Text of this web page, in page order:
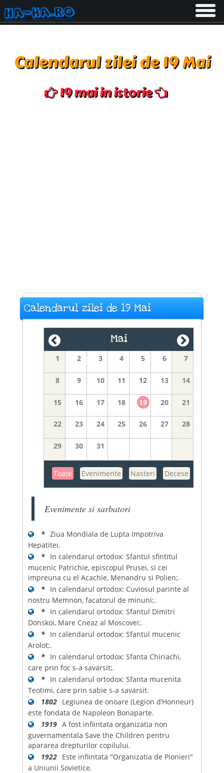
Toggle
Calendarul zilei de 19 Mai
19 mai in istorie
Calendarul zilei de 19 Mai
Mai
1 2 3 4 5 6 7
8 9 10 11 12 13 14
15 16 17 18 19 20 21
22 23 24 25 26 27 28
29 30 31
Toate Evenimente Nasteri Decese
Evenimente si sarbatori
* Ziua Mondiala de Lupta Impotriva
Hepatitei.
* In calendarul ortodox: Sfantul sfintitul
mucenic Patrichie, episcopul Prusei, si cei
impreuna cu el Acachie, Menandru si Polien;.
* In calendarul ortodox: Cuviosul parinte al
nostru Memnon, facatorul de minuni;.
* In calendarul ortodox: Sfantul Dimitri
Donskoi, Mare Cneaz al Moscovei;.
* In calendarul ortodox: Sfantul mucenic
Arolot;.
* In calendarul ortodox: Sfanta Chiriachi,
care prin foc s-a savarsit;.
* In calendarul ortodox: Sfanta mucenita
Teotimi, care prin sabie s-a savarsit.
1802 Legiunea de onoare (Legion d’Honneur)
este fondata de Napoleon Bonaparte.
1919 A fost infiintata organizatia non
guvernamentala Save the Children pentru
apararea drepturilor copilului.
1922 Este infiintata "Organizatia de Pionieri"
a Uniunii Sovietice.